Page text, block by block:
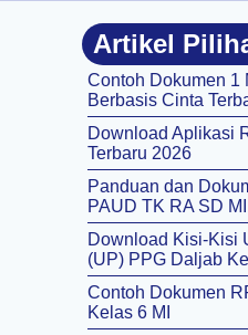
Artikel
Contoh Dokumen 1
Berbasis Cinta
Download Aplikasi
Terbaru 2026
Panduan dan
PAUD TK RA SD
Download Kisi-Kisi
(UP) PPG Daljab
Contoh Dokumen
Kelas 6 MI